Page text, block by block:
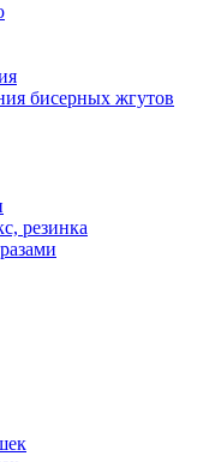
бисерных жгутов
резинка